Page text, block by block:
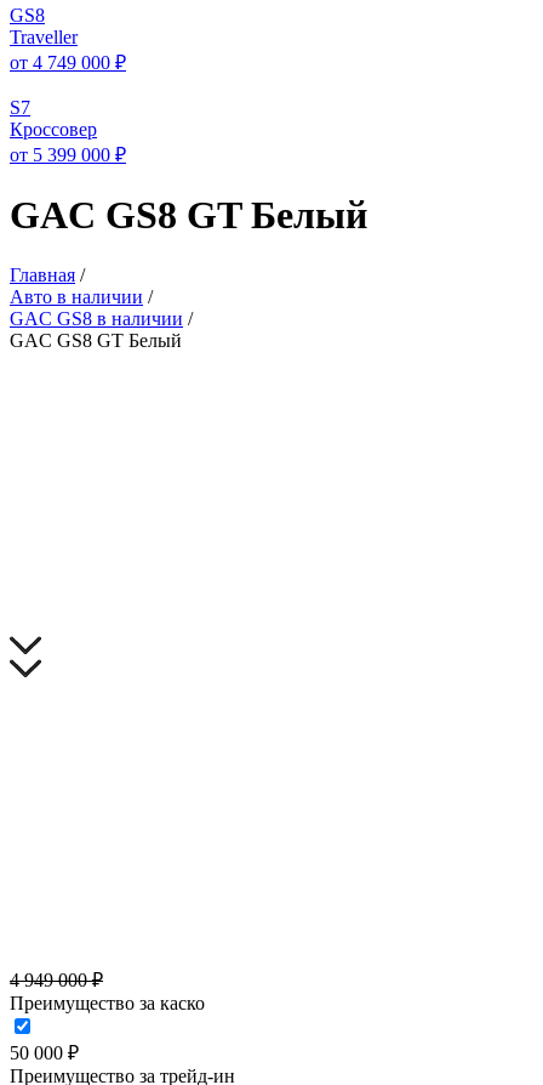
GS8
Traveller
от 4 749 000 ₽
S7
Кроссовер
от 5 399 000 ₽
GAC GS8 GT Белый
Главная /
Авто в наличии /
GAC GS8 в наличии /
GAC GS8 GT Белый
4 949 000 ₽
Преимущество за каско
50 000 ₽
Преимущество за трейд-ин